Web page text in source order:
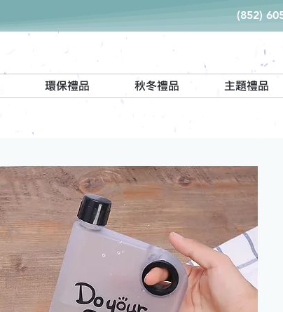
(852)
環保禮品 秋冬禮品 主題禮品